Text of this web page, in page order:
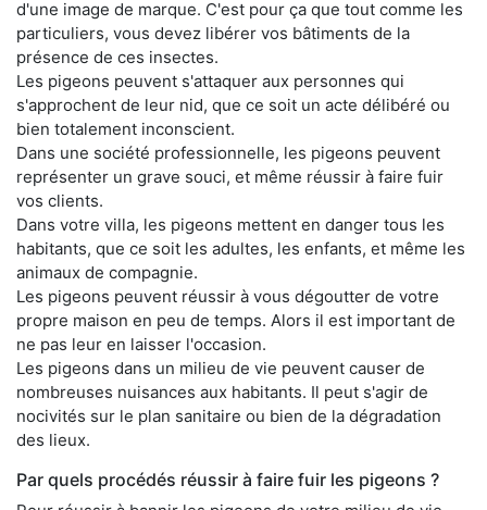
d'une image de marque. C'est pour ça que tout comme les
particuliers, vous devez libérer vos bâtiments de la
présence de ces insectes.
Les pigeons peuvent s'attaquer aux personnes qui
s'approchent de leur nid, que ce soit un acte délibéré ou
bien totalement inconscient.
Dans une société professionnelle, les pigeons peuvent
représenter un grave souci, et même réussir à faire fuir
vos clients.
Dans votre villa, les pigeons mettent en danger tous les
habitants, que ce soit les adultes, les enfants, et même les
animaux de compagnie.
Les pigeons peuvent réussir à vous dégoutter de votre
propre maison en peu de temps. Alors il est important de
ne pas leur en laisser l'occasion.
Les pigeons dans un milieu de vie peuvent causer de
nombreuses nuisances aux habitants. Il peut s'agir de
nocivités sur le plan sanitaire ou bien de la dégradation
des lieux.
Par quels procédés réussir à faire fuir les pigeons ?